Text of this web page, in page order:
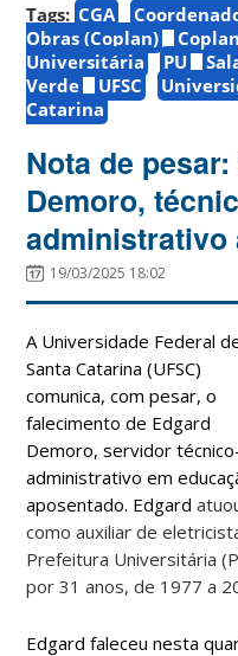
Tags: CGA
Obras (Coplan)
Coplan
Universitária
PU
Verde
UFSC
Catarina
Nota de
Demoro,
administrativo
19/03/2025 18:02
A Universidade Federal
Santa Catarina (UFSC)
comunica, com pesar, o
falecimento de Edgard
Demoro, servidor
administrativo em
aposentado. Edgard
como auxiliar de
Prefeitura Universitária
por 31 anos, de 1977 a
Edgard faleceu nesta